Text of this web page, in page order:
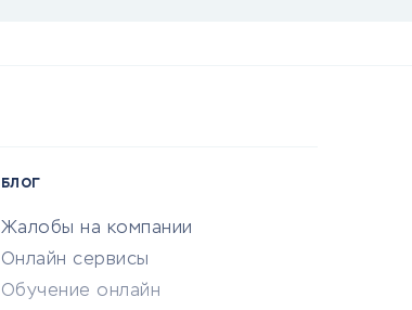
БЛОГ
Жалобы на компании
Онлайн сервисы
Обучение онлайн